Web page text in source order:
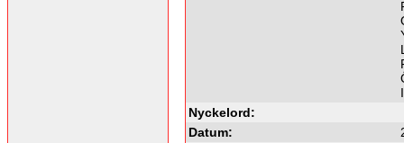
Nyckelord:
Datum: